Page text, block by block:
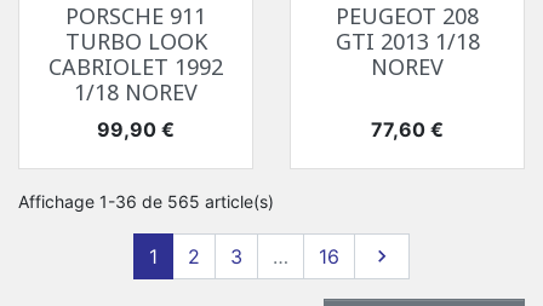
PORSCHE 911
TURBO LOOK
CABRIOLET 1992
1/18 NOREV
Prix
99,90 €
PEUGEOT 208
GTI 2013 1/18
NOREV
Prix
77,60 €
Affichage 1-36 de 565 article(s)
1 2 3 … 16 Suivant
